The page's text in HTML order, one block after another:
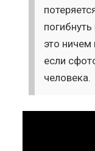
это ничем
если
человека.